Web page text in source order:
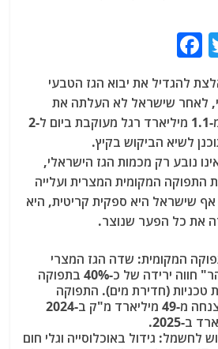
T
itt
er
c
e
b
o
o
k
להגדיל את יבוא הגז הטבעי
לאחר שישראל לא העלתה את
הזרמת הגז משדותיה מ-1.1 מיליארד רגל מעוקבת ביום ל-2
לשיא הביקוש בקיץ.
נובע רק מכמות הגז הישראלי,
התפוקה המקומית המצרית ועלייה
שישראל היא ספקית קריטית, היא
את כל הפער שנוצר.
המקומית: שדה הגז המצרי
הענק "זוהר" חווה ירידה של כ-40% בתפוקה
טכניות (חדירת מים). התפוקה
הלאומית צנחה מ-49 מיליארד מ"ק ב-2024
לחשמל: גידול באוכלוסייה וגלי חום